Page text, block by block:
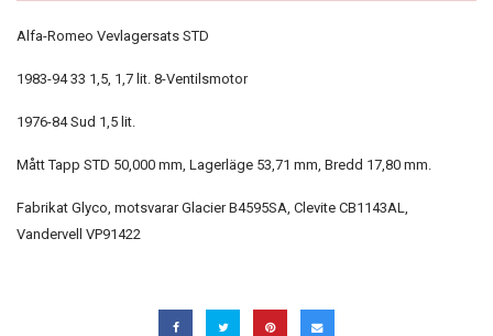
Alfa-Romeo Vevlagersats STD
1983-94 33 1,5, 1,7 lit. 8-Ventilsmotor
1976-84 Sud 1,5 lit.
Mått Tapp STD 50,000 mm, Lagerläge 53,71 mm, Bredd 17,80 mm.
Fabrikat Glyco, motsvarar Glacier B4595SA, Clevite CB1143AL,
Vandervell VP91422